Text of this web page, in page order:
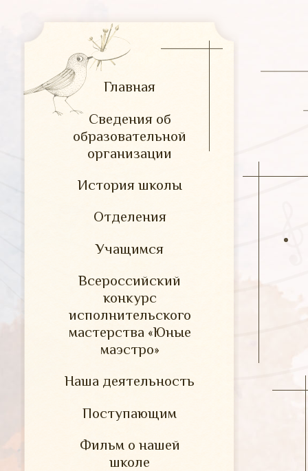
Главная
Сведения об
образовательной
организации
История школы
Отделения
Учащимся
Всероссийский
конкурс
исполнительского
мастерства «Юные
маэстро»
Наша деятельность
Поступающим
Фильм о нашей
школе